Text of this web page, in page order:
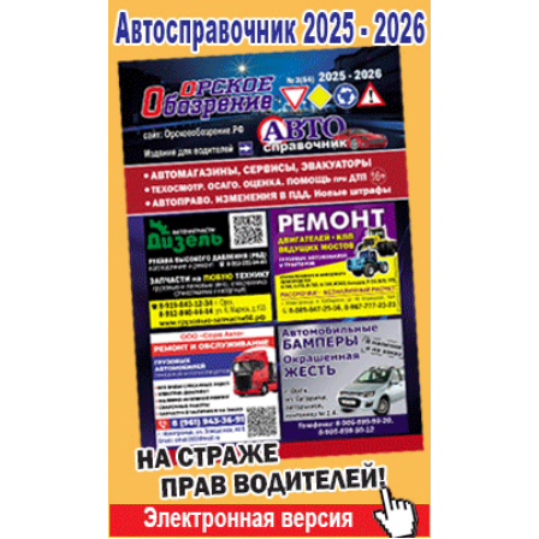
Строительство и ремонт
Авто и мото
Рестораны, кафе, бары
Развлечения и отдых
Спорт Фитнес
Недвижимость
Красота Косметология
Телекоммуникации и связь
Торговля
Бизнес и финансы
Юристы, Экспертиза, Страхование
Ремонт
Социальные организации
Это интересно
Администрация
Популярное →
Строительство и ремонт